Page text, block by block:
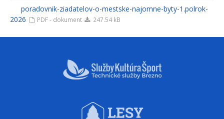
poradovnik-ziadatelov-o-mestske-najomne-byty-1.polrok-
2026
PDF - dokument 247.54 kB